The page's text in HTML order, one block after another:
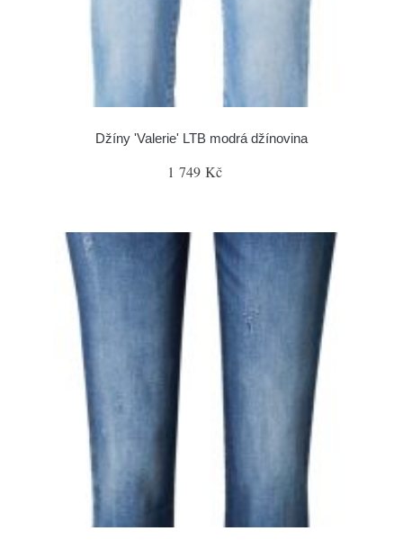
Džíny 'Valerie' LTB modrá džínovina
1 749 Kč